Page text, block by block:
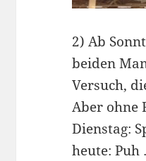
2) Ab
beiden
Versuch,
Aber ohne
Dienstag:
heute: Puh